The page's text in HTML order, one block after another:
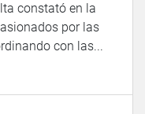
constató en la
por las
con las...